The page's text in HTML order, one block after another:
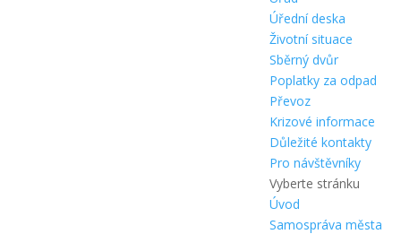
Úřední deska
Životní situace
Sběrný dvůr
Poplatky za odpad
Převoz
Krizové informace
Důležité kontakty
Pro návštěvníky
Vyberte stránku
Úvod
Samospráva města